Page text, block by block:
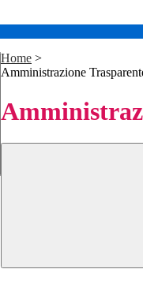
Home >
Amministrazione